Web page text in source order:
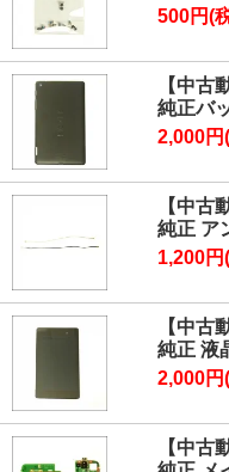
500円(
【中古
純正バ
2,000円
【中古
純正 ア
1,200円
【中古
純正 液
2,000円
【中古